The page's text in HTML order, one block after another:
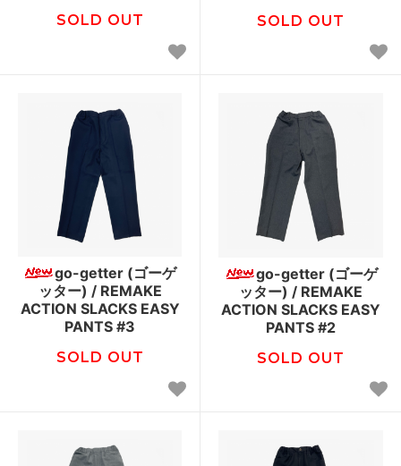
SOLD OUT SOLD OUT
go-getter (ゴーゲ
ッター) / REMAKE
ACTION SLACKS EASY
PANTS #3
SOLD OUT
go-getter (ゴーゲ
ッター) / REMAKE
ACTION SLACKS EASY
PANTS #2
SOLD OUT